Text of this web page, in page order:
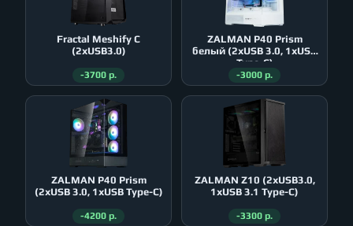
Fractal Meshify C
(2xUSB3.0)
-3700 р.
ZALMAN P40 Prism
белый (2xUSB 3.0, 1xUSB
Type-C)
-3000 р.
ZALMAN P40 Prism
(2xUSB 3.0, 1xUSB Type-C)
-4200 р.
ZALMAN Z10 (2xUSB3.0,
1xUSB 3.1 Type-C)
-3300 р.